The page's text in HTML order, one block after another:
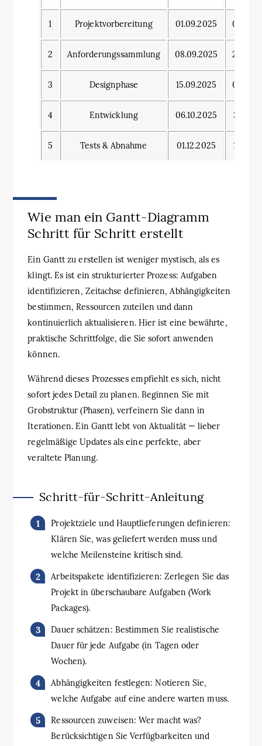
1 Projektvorbereitung 01.09.2025
2 Anforderungssammlung 08.09.2025
3 Designphase 15.09.2025
4 Entwicklung 06.10.2025
5 Tests & Abnahme 01.12.2025
Wie man ein Gantt‑Diagramm
Schritt für Schritt erstellt
Ein Gantt zu erstellen ist weniger mystisch, als es
klingt. Es ist ein strukturierter Prozess: Aufgaben
identifizieren, Zeitachse definieren, Abhängigkeiten
bestimmen, Ressourcen zuteilen und dann
kontinuierlich aktualisieren. Hier ist eine bewährte,
praktische Schrittfolge, die Sie sofort anwenden
können.
Während dieses Prozesses empfiehlt es sich, nicht
sofort jedes Detail zu planen. Beginnen Sie mit
Grobstruktur (Phasen), verfeinern Sie dann in
Iterationen. Ein Gantt lebt von Aktualität — lieber
regelmäßige Updates als eine perfekte, aber
veraltete Planung.
Schritt‑für‑Schritt‑Anleitung
Projektziele und Hauptlieferungen definieren:
Klären Sie, was geliefert werden muss und
welche Meilensteine kritisch sind.
Arbeitspakete identifizieren: Zerlegen Sie das
Projekt in überschaubare Aufgaben (Work
Packages).
Dauer schätzen: Bestimmen Sie realistische
Dauer für jede Aufgabe (in Tagen oder
Wochen).
Abhängigkeiten festlegen: Notieren Sie,
welche Aufgabe auf eine andere warten muss.
Ressourcen zuweisen: Wer macht was?
Berücksichtigen Sie Verfügbarkeiten und